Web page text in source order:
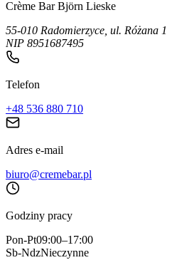
Crème Bar Björn Lieske
55-010 Radomierzyce, ul. Różana 1
NIP 8951687495
Telefon
+48 536 880 710
Adres e-mail
biuro@cremebar.pl
Godziny pracy
Pon-Pt09:00–17:00
Sb-NdzNieczynne